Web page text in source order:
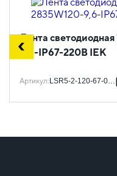
Лента
9,6-IP67-220В IEK
Артикул: LSR5-2-120-67-0-50